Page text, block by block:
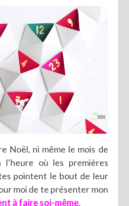
Noël, ni même le mois de
l’heure où les premières
pointent le bout de leur
moi de te présenter mon
à faire soi-même.